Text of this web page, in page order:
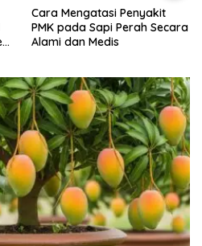
Cara Mengatasi Penyakit
PMK pada Sapi Perah Secara
Alami dan Medis